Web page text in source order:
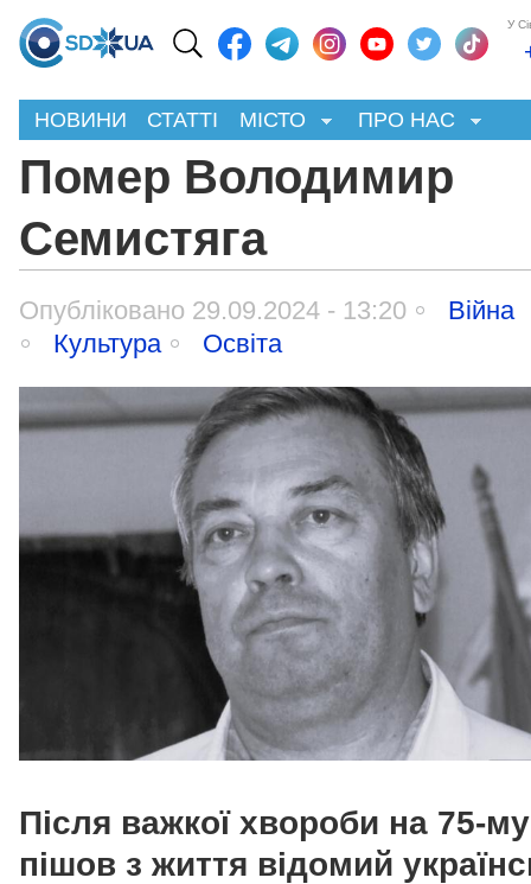
У
НОВИНИ СТАТТІ МІСТО ПРО НАС
Помер Володимир
Семистяга
Опубліковано 29.09.2024 - 13:20
Війна
Культура
Освіта
Після важкої хвороби на 75-
пішов з життя відомий